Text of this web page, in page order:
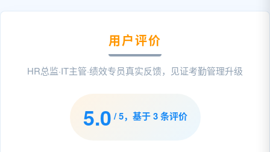
用户评价
HR总监·IT主管·绩效专员真实反馈，见证考勤管理升级
5.0 / 5，基于 3 条评价